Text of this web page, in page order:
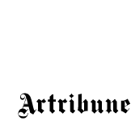
Artribune